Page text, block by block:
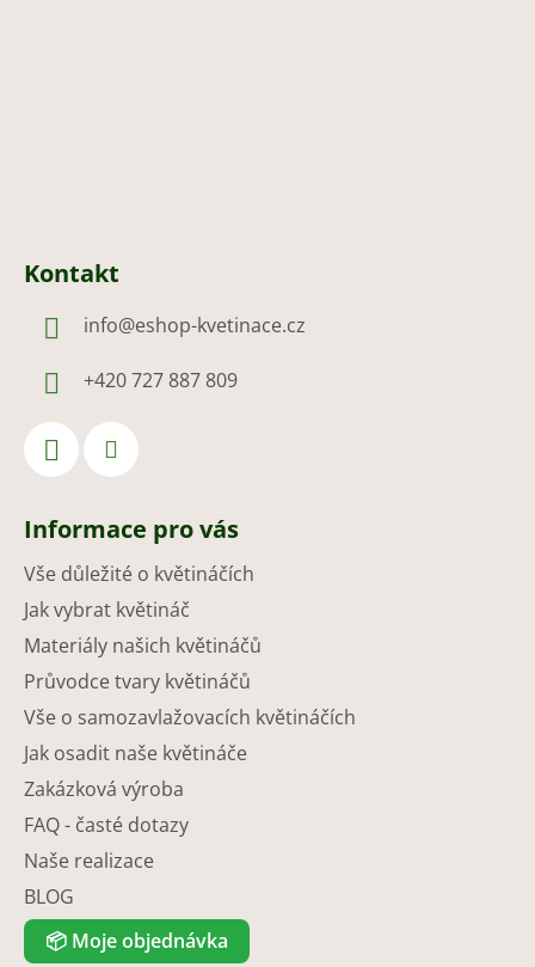
Kontakt
info@eshop-kvetinace.cz
+420 727 887 809
Informace pro vás
Vše důležité o květináčích
Jak vybrat květináč
Materiály našich květináčů
Průvodce tvary květináčů
Vše o samozavlažovacích květináčích
Jak osadit naše květináče
Zakázková výroba
FAQ - časté dotazy
Naše realizace
BLOG
📦 Moje objednávka